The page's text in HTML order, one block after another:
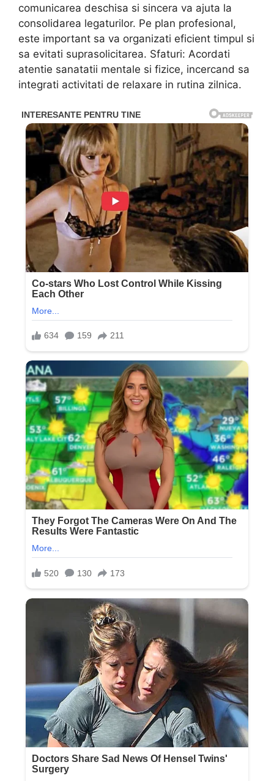
comunicarea deschisa si sincera va ajuta la
consolidarea legaturilor. Pe plan profesional,
este important sa va organizati eficient timpul si
sa evitati suprasolicitarea. Sfaturi: Acordati
atentie sanatatii mentale si fizice, incercand sa
integrati activitati de relaxare in rutina zilnica.